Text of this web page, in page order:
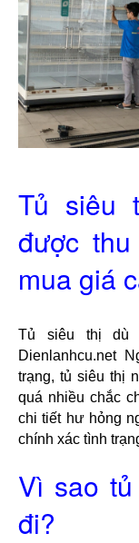
Tủ siêu
được
mua giá
Tủ siêu thị dù
Dienlanhcu.net
trạng, tủ siêu thị
quá nhiều chắc
chi tiết hư hỏng
chính xác tình
Vì sao
đi?